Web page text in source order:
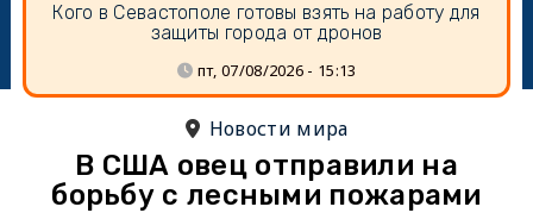
Кого в Севастополе готовы взять на работу для
защиты города от дронов
пт, 07/08/2026 - 15:13
Новости мира
В США овец отправили на
борьбу с лесными пожарами